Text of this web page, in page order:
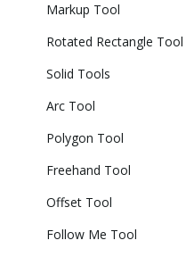
Markup Tool
Rotated Rectangle Tool
Solid Tools
Arc Tool
Polygon Tool
Freehand Tool
Offset Tool
Follow Me Tool